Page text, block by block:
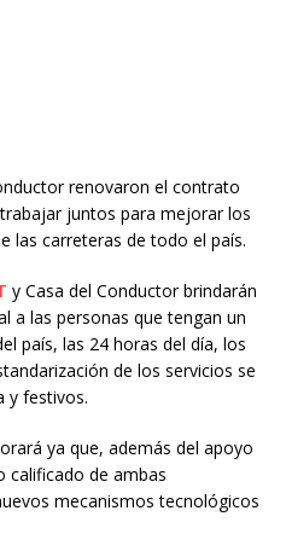
renovaron el contrato
juntos para mejorar los
las carreteras de todo el país.
y Casa del Conductor brindarán
a las personas que tengan un
país, las 24 horas del día, los
de los servicios se
y festivos.
ya que, además del apoyo
calificado de ambas
mecanismos tecnológicos